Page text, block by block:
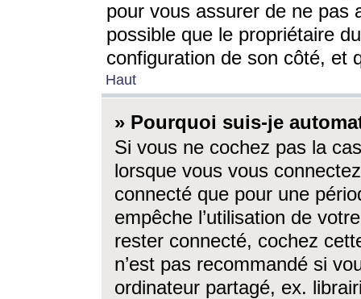
pour vous assurer de ne pas
possible que le propriétaire
configuration de son côté, et
Haut
» Pourquoi suis-je
Si vous ne cochez pas la
lorsque vous vous
connecté que pour une
empêche l’utilisation de
rester connecté, cochez
n’est pas recommandé si
ordinateur partagé, ex.